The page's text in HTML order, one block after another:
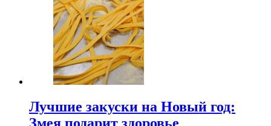
Лучшие закуски на Новый год: